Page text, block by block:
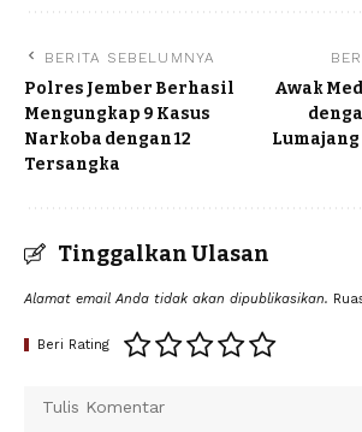
BERITA SEBELUMNYA
Polres Jember Berhasil
Mengungkap 9 Kasus
Narkoba dengan 12
Tersangka
Awak
Tinggalkan Ulasan
Alamat email Anda tidak akan dipublikasikan.
Beri Rating